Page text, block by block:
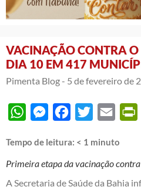
VACINAÇÃO CONTRA
DIA 10 EM 417
Pimenta Blog - 5 de fevereiro de
WhatsAppMessengerFacebook
Twitter Email
Tempo de leitura: < 1 minuto
Primeira etapa da vacinação
A Secretaria de Saúde da Bahia